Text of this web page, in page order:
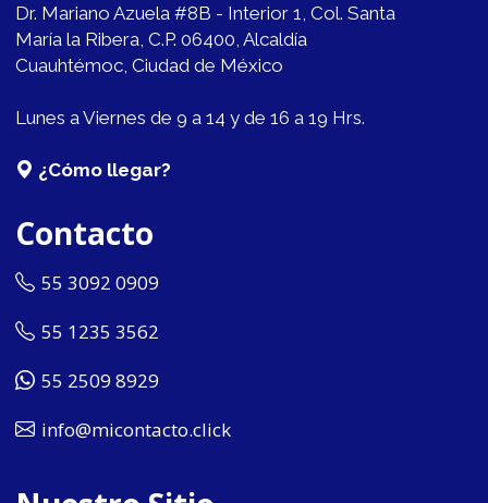
Dr. Mariano Azuela #8B - Interior 1, Col. Santa
María la Ribera, C.P. 06400, Alcaldía
Cuauhtémoc, Ciudad de México
Lunes a Viernes de 9 a 14 y de 16 a 19 Hrs.
¿Cómo llegar?
Contacto
55 3092 0909
55 1235 3562
55 2509 8929
info@micontacto.click